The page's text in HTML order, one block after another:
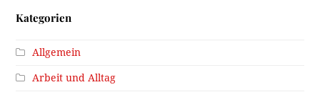
Kategorien
Allgemein
Arbeit und Alltag